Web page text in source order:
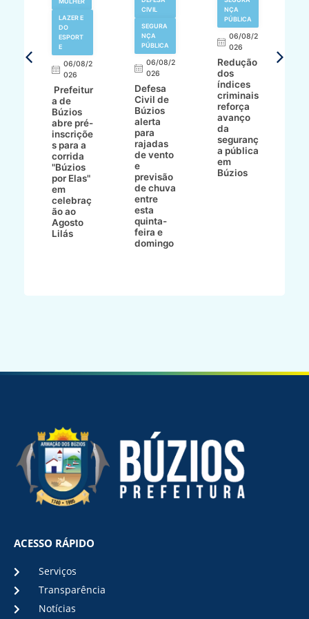
LAZER E
DO
ESPORT
E
06/08/2
026
Prefeitur
a de
Búzios
abre pré-
inscriçõe
s para a
corrida
"Búzios
por Elas"
em
celebraç
ão ao
Agosto
Lilás
CIVIL
SEGURA
NÇA
PÚBLICA
06/08/2
026
Defesa
Civil de
Búzios
alerta
para
rajadas
de vento
e
previsão
de chuva
entre
esta
quinta-
feira e
domingo
NÇA
PÚBLICA
06/08/2
026
Redução
dos
índices
criminais
reforça
avanço
da
seguranç
a pública
em
Búzios
ACESSO RÁPIDO
Serviços
Transparência
Notícias